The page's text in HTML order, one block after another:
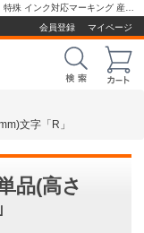
会員登録
マイページ
文字「R」
品(高さ